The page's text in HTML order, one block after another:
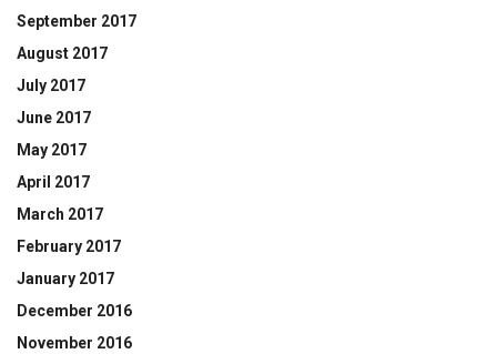
September 2017
August 2017
July 2017
June 2017
May 2017
April 2017
March 2017
February 2017
January 2017
December 2016
November 2016